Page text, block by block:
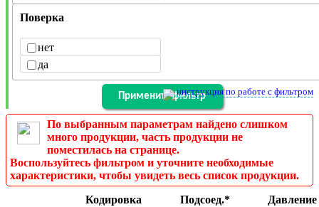
Поверка
нет
да
инструкция по работе с фильтром
По выбранным параметрам найдено слишком
много продукции, часть продукции не
поместилась на странице.
Воспользуйтесь фильтром и уточните необходимые
характеристики, чтобы увидеть весь список продукции.
Кодировка
Подсоед.* Давление